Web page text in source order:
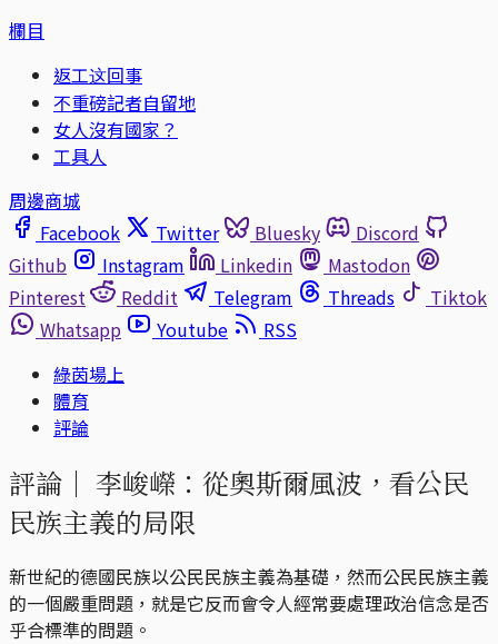
欄目
返工这回事
不重磅記者自留地
女人沒有國家？
工具人
周邊商城
Facebook
Twitter Bluesky
Discord
Github
Instagram Linkedin
Mastodon
Pinterest
Reddit Telegram Threads
Tiktok
Whatsapp
Youtube
RSS
綠茵場上
體育
評論
評論｜ 李峻嶸：從奧斯爾風波，看公民
民族主義的局限
新世紀的德國民族以公民民族主義為基礎，然而公民民族主義
的一個嚴重問題，就是它反而會令人經常要處理政治信念是否
乎合標準的問題。